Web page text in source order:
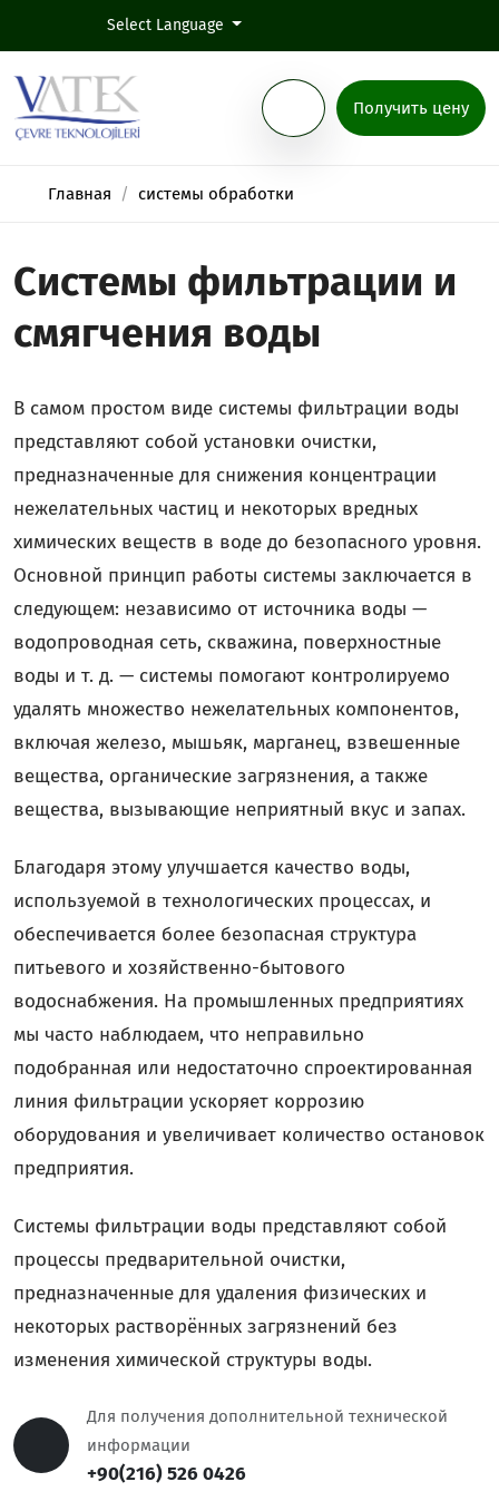
Select Language
Получить цену
Главная системы обработки
Системы фильтрации и
смягчения воды
В самом простом виде системы фильтрации воды
представляют собой установки очистки,
предназначенные для снижения концентрации
нежелательных частиц и некоторых вредных
химических веществ в воде до безопасного уровня.
Основной принцип работы системы заключается в
следующем: независимо от источника воды —
водопроводная сеть, скважина, поверхностные
воды и т. д. — системы помогают контролируемо
удалять множество нежелательных компонентов,
включая железо, мышьяк, марганец, взвешенные
вещества, органические загрязнения, а также
вещества, вызывающие неприятный вкус и запах.
Благодаря этому улучшается качество воды,
используемой в технологических процессах, и
обеспечивается более безопасная структура
питьевого и хозяйственно-бытового
водоснабжения. На промышленных предприятиях
мы часто наблюдаем, что неправильно
подобранная или недостаточно спроектированная
линия фильтрации ускоряет коррозию
оборудования и увеличивает количество остановок
предприятия.
Системы фильтрации воды представляют собой
процессы предварительной очистки,
предназначенные для удаления физических и
некоторых растворённых загрязнений без
изменения химической структуры воды.
Для получения дополнительной технической
информации
+90(216) 526 0426